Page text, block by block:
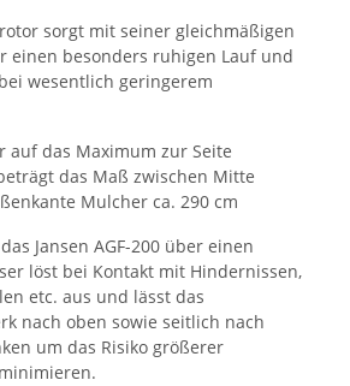
sorgt mit seiner gleichmäßigen
einen besonders ruhigen Lauf und
wesentlich geringerem
auf das Maximum zur Seite
das Maß zwischen Mitte
Mulcher ca. 290 cm
Jansen AGF-200 über einen
löst bei Kontakt mit Hindernissen,
etc. aus und lässt das
nach oben sowie seitlich nach
um das Risiko größerer